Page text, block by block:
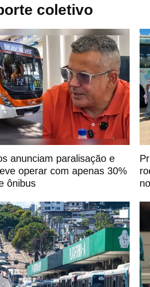
coletivo
anunciam paralisação e
operar com apenas 30%
ônibus